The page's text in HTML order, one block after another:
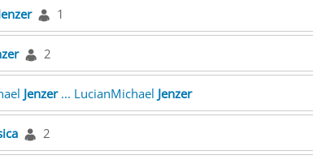
1
2
Jenzer... LucianMichael Jenzer
2